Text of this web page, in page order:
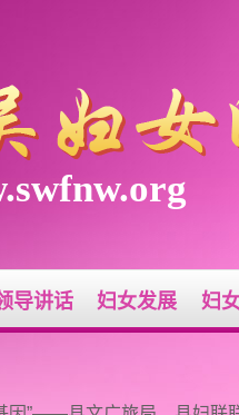
导讲话 妇女发展 妇